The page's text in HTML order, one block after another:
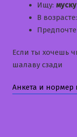
Ищу:
В возрасте:
Если ты хочешь
шалаву сзади
Анкета и нормер